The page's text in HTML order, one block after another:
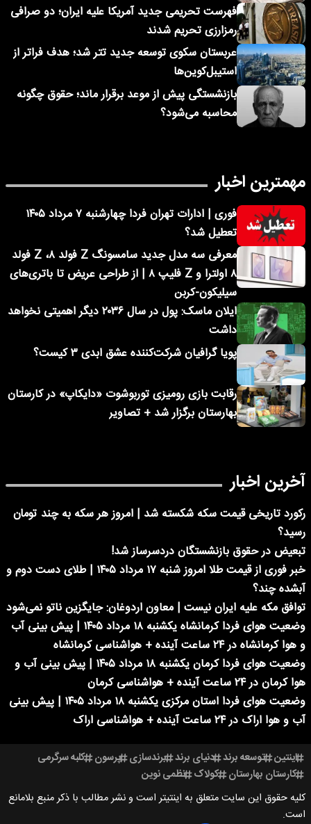
فهرست تحریمی جدید آمریکا علیه ایران؛ دو صرافی
رمزارزی تحریم شدند
عربستان سکوی توسعه جدید تتر شد؛ هدف فراتر از
استیبل‌کوین‌ها
بازنشستگی پیش از موعد برقرار ماند؛ حقوق چگونه
محاسبه می‌شود؟
مهمترین اخبار
فوری | ادارات تهران فردا چهارشنبه ۷ مرداد ۱۴۰۵
تعطیل شد؟
معرفی سه مدل جدید سامسونگ Z فولد ۸، Z فولد
۸ اولترا و Z فلیپ ۸ | از طراحی عریض تا باتری‌های
سیلیکون-کربن
ایلان ماسک: پول در سال ۲۰۳۶ دیگر اهمیتی نخواهد
داشت
پویا گرافیان شرکت‌کننده عشق ابدی ۳ کیست؟
رقابت بازی رومیزی توربوشوت «دایکاپ» در کارستان
بهارستان برگزار شد + تصاویر
آخرین اخبار
رکورد تاریخی قیمت سکه شکسته شد | امروز هر سکه به چند تومان
رسید؟
تبعیض در حقوق بازنشستگان دردسرساز شد!
خبر فوری از قیمت طلا امروز شنبه ۱۷ مرداد ۱۴۰۵ | طلای دست دوم و
آبشده چند؟
توافق مکه علیه ایران نیست | معاون اردوغان: جایگزین ناتو نمی‌شود
وضعیت هوای فردا کرمانشاه یکشنبه ۱۸ مرداد ۱۴۰۵ | پیش بینی آب
و هوا کرمانشاه در ۲۴ ساعت آینده + هواشناسی کرمانشاه
وضعیت هوای فردا کرمان یکشنبه ۱۸ مرداد ۱۴۰۵ | پیش بینی آب و
هوا کرمان در ۲۴ ساعت آینده + هواشناسی کرمان
وضعیت هوای فردا استان مرکزی یکشنبه ۱۸ مرداد ۱۴۰۵ | پیش بینی
آب و هوا اراک در ۲۴ ساعت آینده + هواشناسی اراک
اینتین توسعه برند دنیای برند برندسازی پرسون کلبه سرگرمی
کارستان بهارستان کولاک نظمی نوین
کلیه حقوق این سایت متعلق به اینتیتر است و نشر مطالب با ذکر منبع بلامانع
است.